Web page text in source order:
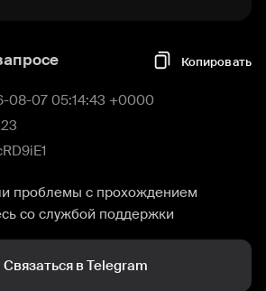
Копировать
08-07 05:14:43 +0000
проблемы с прохождением
со службой поддержки
Связаться в Telegram